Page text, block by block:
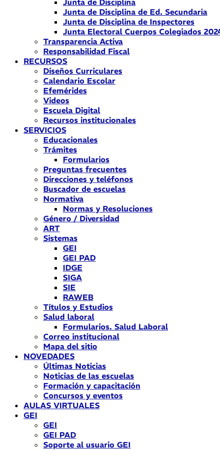
Junta de Disciplina
Junta de Disciplina de Ed. Secundaria
Junta de Disciplina de Inspectores
Junta Electoral Cuerpos Colegiados
Transparencia Activa
Responsabilidad Fiscal
RECURSOS
Diseños Curriculares
Calendario Escolar
Efemérides
Videos
Escuela Digital
Recursos institucionales
SERVICIOS
Educacionales
Trámites
Formularios
Preguntas frecuentes
Direcciones y teléfonos
Buscador de escuelas
Normativa
Normas y Resoluciones
Género / Diversidad
ART
Sistemas
GEI
GEI PAD
IDGE
SIGA
SIE
RAWEB
Títulos y Estudios
Salud laboral
Formularios. Salud Laboral
Correo institucional
Mapa del sitio
NOVEDADES
Últimas Noticias
Noticias de las escuelas
Formación y capacitación
Concursos y eventos
AULAS VIRTUALES
GEI
GEI
GEI PAD
Soporte al usuario GEI